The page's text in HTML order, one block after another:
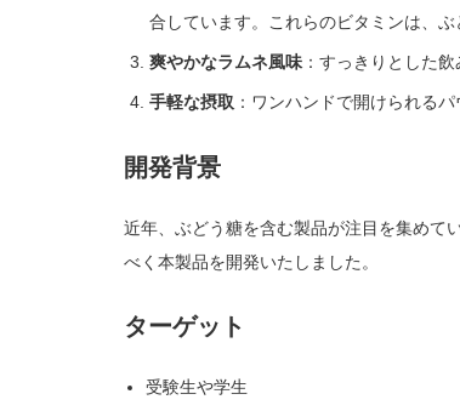
合しています。これらのビタミンは、
爽やかなラムネ風味 ：すっきりとした
手軽な摂取 ：ワンハンドで開けられる
開発背景
近年、ぶどう糖を含む製品が注目を集めて
べく本製品を開発いたしました。
ターゲット
受験生や学生